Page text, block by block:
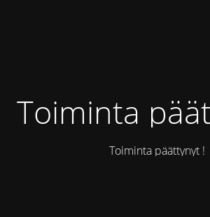
Toiminta
Toiminta päättynyt !